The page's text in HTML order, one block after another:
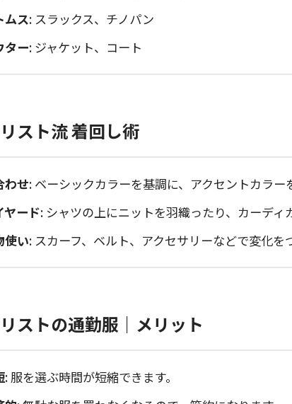
ムス: スラックス、チノパン
ター: ジャケット、コート
スト流 着回し術
わせ: ベーシックカラーを基調に、アクセントカラー
ヤード: シャツの上にニットを羽織ったり、カーディ
使い: スカーフ、ベルト、アクセサリーなどで変化を
ストの通勤服｜メリット
: 服を選ぶ時間が短縮できます。